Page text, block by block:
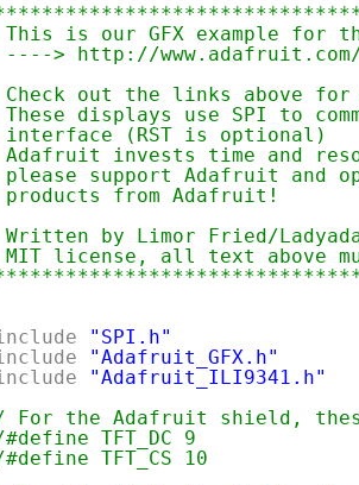
This is our GFX example for
----> http://
Check out the links above
These displays use SPI to
interface (RST is optional)
Adafruit invests time and
please support Adafruit and
products from Adafruit!
Written by Limor Fried/
MIT license, all text above
"SPI.h"
"Adafruit_GFX.h"
"Adafruit_ILI9341.h"
For the Adafruit shield,
TFT_DC 9
TFT_CS 10